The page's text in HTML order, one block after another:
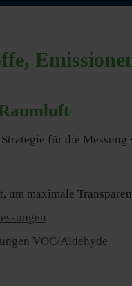
für die
maximale
VOC/Aldehyde